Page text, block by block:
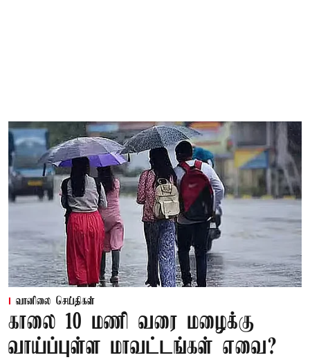
வானிலை செய்திகள்
காலை 10 மணி வரை மழைக்கு
வாய்ப்புள்ள மாவட்டங்கள் எவை?